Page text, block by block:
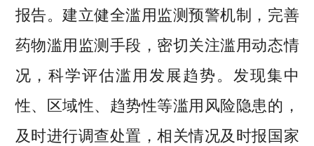
报告。建立健全滥用监测预警机制，完善
药物滥用监测手段，密切关注滥用动态情
况，科学评估滥用发展趋势。发现集中
性、区域性、趋势性等滥用风险隐患的，
及时进行调查处置，相关情况及时报国家